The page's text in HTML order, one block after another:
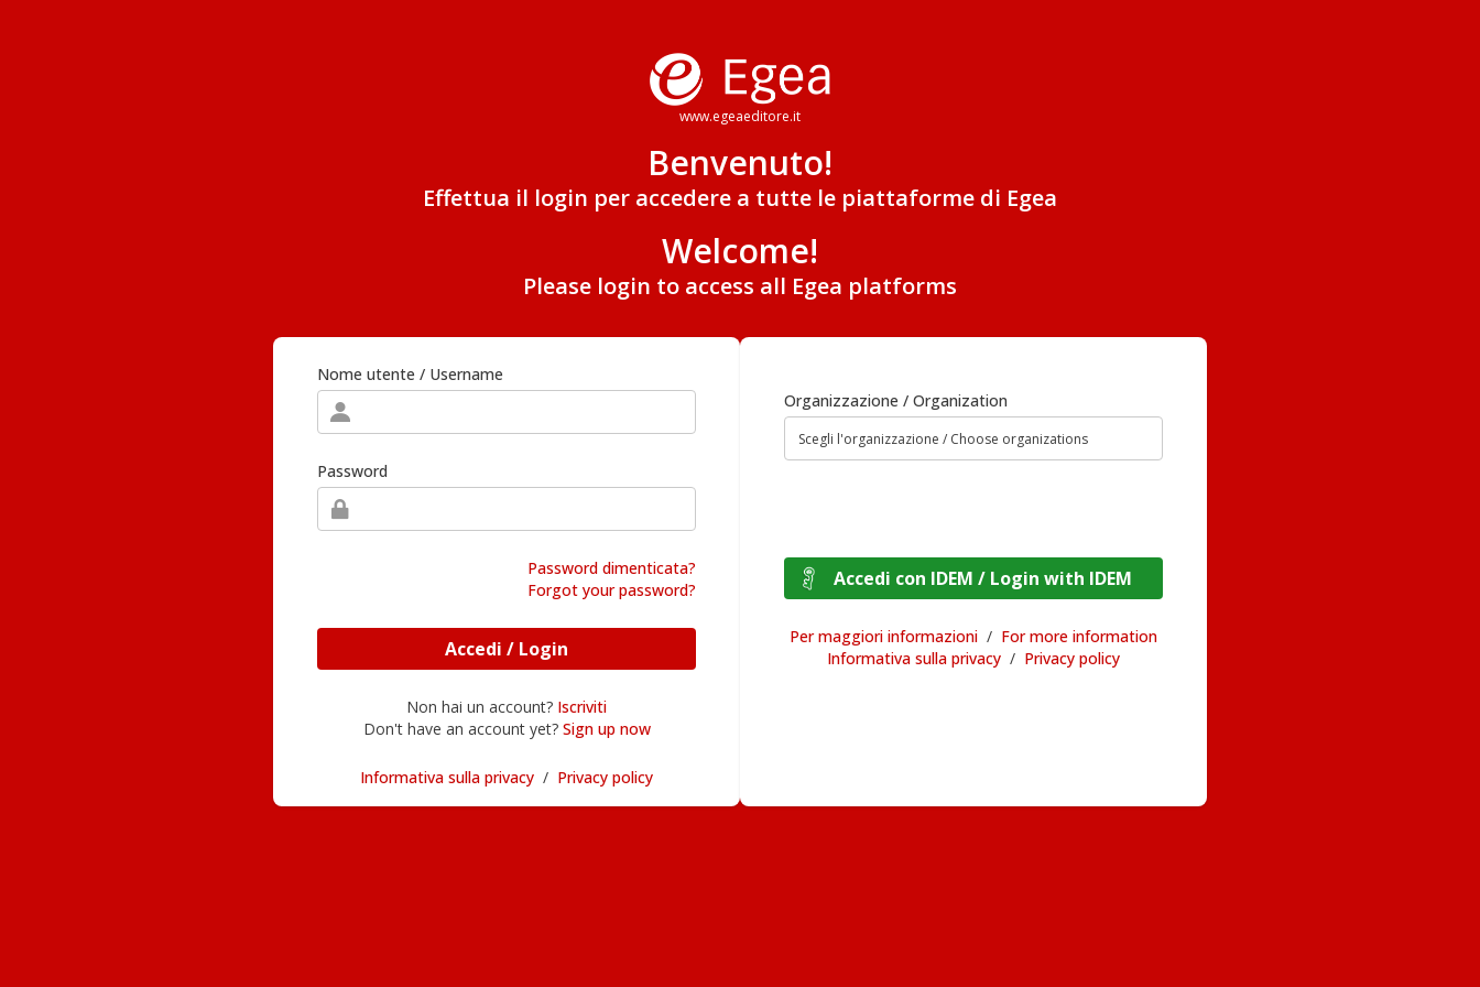
www.egeaeditore.it
Benvenuto!
Effettua il login per accedere a tutte le piattaforme di Egea
Welcome!
Please login to access all Egea platforms
Nome utente / Username
Password
Password dimenticata?
Forgot your password?
Accedi / Login
Non hai un account? Iscriviti
Don't have an account yet? Sign up now
Informativa sulla privacy / Privacy policy
Organizzazione / Organization
Accedi con IDEM / Login with IDEM
Per maggiori informazioni / For more information
Informativa sulla privacy / Privacy policy